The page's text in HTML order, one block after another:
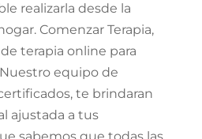
realizarla desde la
Comenzar Terapia,
terapia online para
equipo de
te brindaran
ajustada a tus